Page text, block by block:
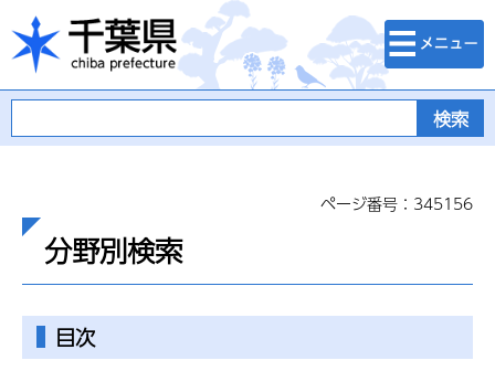
千葉県
検索・メニュ
ー
ページ番号：345156
分野別検索
目次